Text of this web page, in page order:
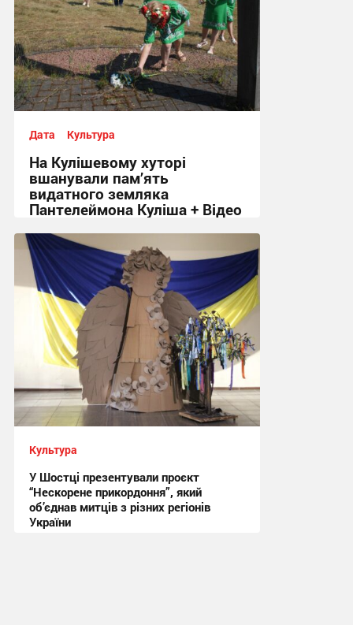
Дата Культура
На Кулішевому хуторі
вшанували пам’ять
видатного земляка
Пантелеймона Куліша + Відео
17:26, 6.08.2026
Культура
У Шостці презентували проєкт
“Нескорене прикордоння”, який
об’єднав митців з різних регіонів
України